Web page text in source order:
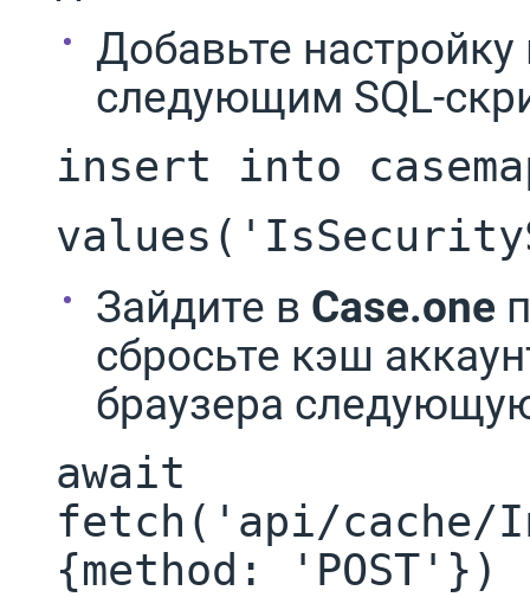
Добавьте настройку
следующим SQL-
insert into
Зайдите в Case.one
сбросьте кэш
браузера
await
fetch('api/cache/
{method: 'POST'})